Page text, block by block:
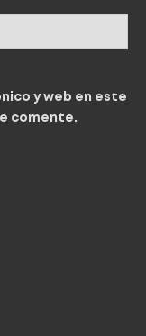
y web en este
comente.